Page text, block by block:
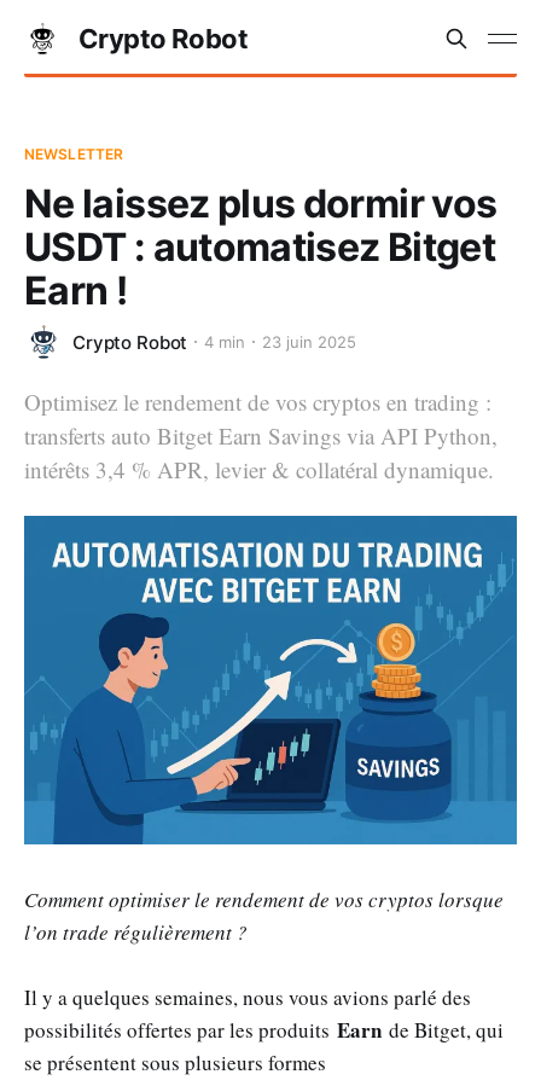
Crypto Robot
NEWSLETTER
Ne laissez plus dormir vos
USDT : automatisez Bitget
Earn !
Crypto Robot 4 min 23 juin 2025
Optimisez le rendement de vos cryptos en trading :
transferts auto Bitget Earn Savings via API Python,
intérêts 3,4 % APR, levier & collatéral dynamique.
Comment optimiser le rendement de vos cryptos lorsque
l’on trade régulièrement ?
Il y a quelques semaines, nous vous avions parlé des
possibilités offertes par les produits Earn de Bitget, qui
se présentent sous plusieurs formes